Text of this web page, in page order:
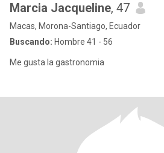
Marcia Jacqueline, 47
Macas, Morona-Santiago, Ecuador
Buscando: Hombre 41 - 56
Me gusta la gastronomia